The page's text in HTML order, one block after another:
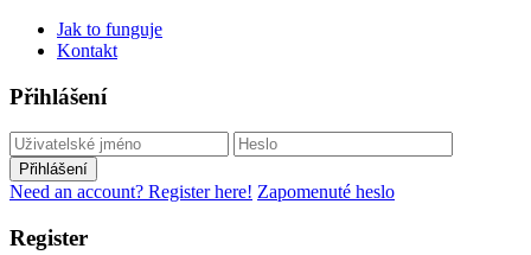
Jak to funguje
Kontakt
Přihlášení
Přihlášení
Need an account? Register here! Zapomenuté heslo
Register